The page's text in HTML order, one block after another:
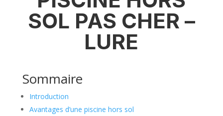
SOL PAS CHER –
LURE
Sommaire
Introduction
Avantages d’une piscine hors sol